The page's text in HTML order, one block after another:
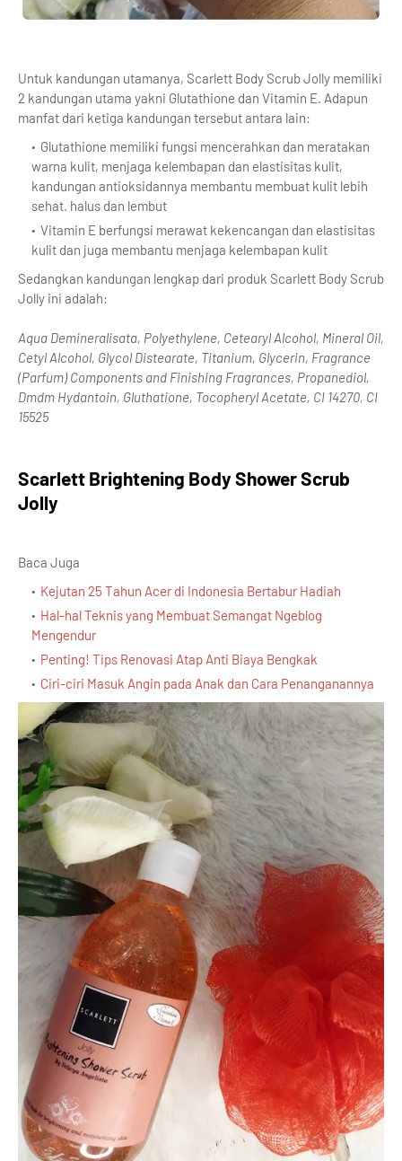
Untuk kandungan utamanya, Scarlett Body Scrub Jolly memiliki
2 kandungan utama yakni Glutathione dan Vitamin E. Adapun
manfat dari ketiga kandungan tersebut antara lain:
Glutathione memiliki fungsi mencerahkan dan meratakan
warna kulit, menjaga kelembapan dan elastisitas kulit,
kandungan antioksidannya membantu membuat kulit lebih
sehat. halus dan lembut
Vitamin E berfungsi merawat kekencangan dan elastisitas
kulit dan juga membantu menjaga kelembapan kulit
Sedangkan kandungan lengkap dari produk Scarlett Body Scrub
Jolly ini adalah:
Aqua Demineralisata, Polyethylene, Cetearyl Alcohol, Mineral Oil,
Cetyl Alcohol, Glycol Distearate, Titanium, Glycerin, Fragrance
(Parfum) Components and Finishing Fragrances, Propanediol,
Dmdm Hydantoin, Gluthatione, Tocopheryl Acetate, CI 14270, CI
15525
Scarlett Brightening Body Shower Scrub
Jolly
Baca Juga
Kejutan 25 Tahun Acer di Indonesia Bertabur Hadiah
Hal-hal Teknis yang Membuat Semangat Ngeblog
Mengendur
Penting! Tips Renovasi Atap Anti Biaya Bengkak
Ciri-ciri Masuk Angin pada Anak dan Cara Penanganannya